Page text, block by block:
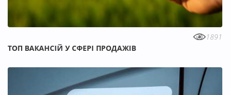
1891
ТОП ВАКАНСІЙ У СФЕРІ ПРОДАЖІВ